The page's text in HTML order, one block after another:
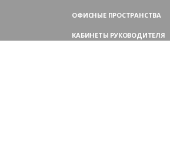
ОФИСНЫЕ ПРОСТРАНСТВА
КАБИНЕТЫ РУКОВОДИТЕЛЯ